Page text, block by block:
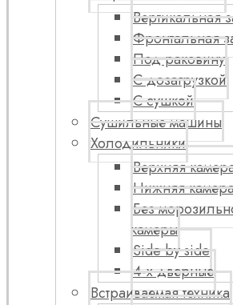
Вертикальная
Фронтальная
Под раковину
С дозагрузкой
С сушкой
Сушильные машины
Холодильники
Верхняя
Нижняя
Без
камеры
Side by side
4-х дверные
Встраиваемая техника